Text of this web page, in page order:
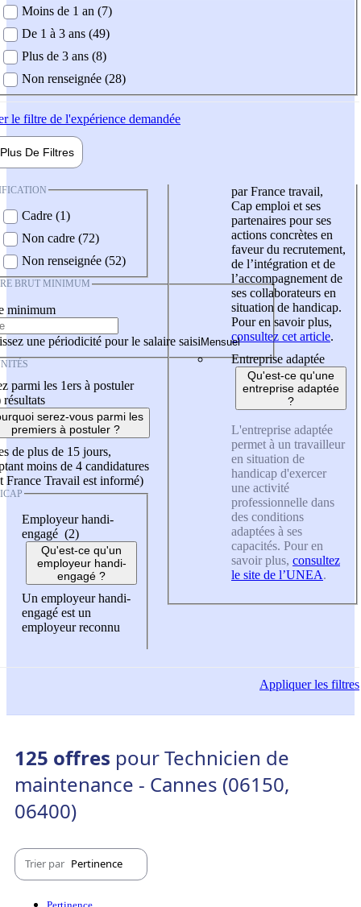
demandée
Moins de 1 an (7)
De 1 à 3 ans (49)
Plus de 3 ans (8)
Non renseignée (28)
le filtre de l'expérience demandée
Plus De Filtres
Cadre (1)
Non cadre (72)
Non renseignée (52)
BRUT MINIMUM
minimum
une périodicité pour le salaire saisi
parmi les 1ers à postuler
résultats
serez-vous parmi les
premiers à postuler ?
de plus de 15 jours,
moins de 4 candidatures
France Travail est informé)
Employeur handi-
engagé (2)
Qu'est-ce qu'un
employeur handi-
engagé ?
Un employeur handi-
engagé est un
employeur reconnu
par France travail,
Cap emploi et ses
partenaires pour ses
actions concrètes en
faveur du recrutement,
de l’intégration et de
l’accompagnement de
ses collaborateurs en
situation de handicap.
Pour en savoir plus,
consultez cet article.
Entreprise adaptée
Qu'est-ce qu'une
entreprise adaptée
?
L'entreprise adaptée
permet à un travailleur
en situation de
handicap d'exercer
une activité
professionnelle dans
des conditions
adaptées à ses
capacités. Pour en
savoir plus, consultez
le site de l’UNEA.
Appliquerles filtres
125 offres pour Technicien de
maintenance - Cannes (06150,
06400)
Trier par Pertinence